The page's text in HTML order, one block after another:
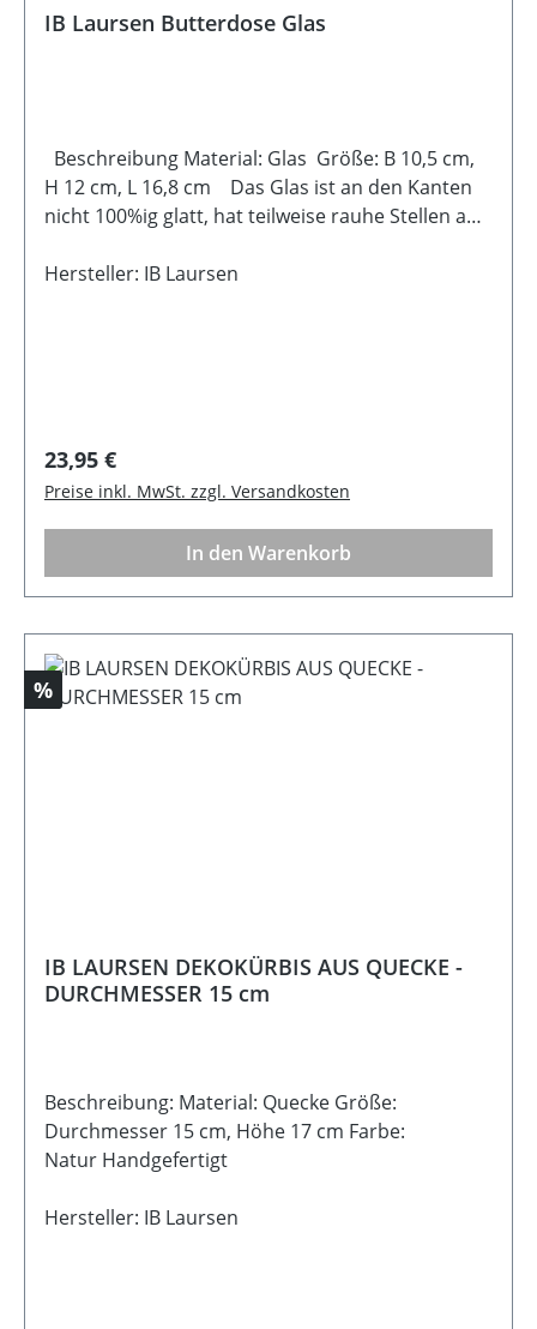
IB Laursen Butterdose Glas
Beschreibung Material: Glas Größe: B 10,5 cm,
H 12 cm, L 16,8 cm Das Glas ist an den Kanten
nicht 100%ig glatt, hat teilweise rauhe Stellen an
Hersteller: IB Laursen
Regulärer Preis:
23,95 €
Preise inkl. MwSt. zzgl. Versandkosten
In den Warenkorb
Rabatt
%
IB LAURSEN DEKOKÜRBIS AUS QUECKE -
DURCHMESSER 15 cm
Beschreibung: Material: Quecke Größe:
Durchmesser 15 cm, Höhe 17 cm Farbe:
Natur Handgefertigt
Hersteller: IB Laursen